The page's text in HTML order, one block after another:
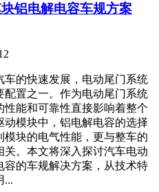
铝电解电容车规方案
车的快速发展，电动尾门系统
配置之一。作为电动尾门系统
性能和可靠性直接影响着整个
动模块中，铝电解电容的选择
模块的电气性能，更与整车的
。本文将深入探讨汽车电动
容的车规解决方案，从技术特
...